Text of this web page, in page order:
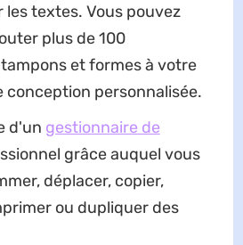
les textes. Vous pouvez
plus de 100
et formes à votre
conception personnalisée.
d'un gestionnaire de
grâce auquel vous
déplacer, copier,
ou dupliquer des